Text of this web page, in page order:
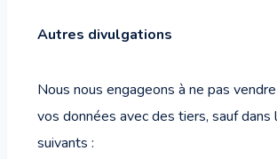
Autres divulgations
Nous nous engageons à ne pas
vos données avec des tiers, sauf dans
suivants :